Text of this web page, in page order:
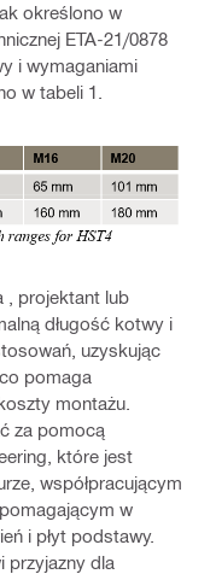
określono w
ETA-21/0878
i wymaganiami
w tabeli 1.
, projektant lub
długość kotwy i
uzyskując
pomaga
montażu.
za pomocą
które jest
współpracującym
w
i płyt podstawy.
przyjazny dla